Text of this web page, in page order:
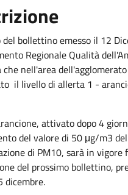
bollettino emesso il 12
Regionale Qualità
che nell'area
il livello di allerta 1 -
attivato dopo 4
del valore di 50 μg/m3
di PM10, sarà in vigore
del prossimo bollettino,
dicembre.